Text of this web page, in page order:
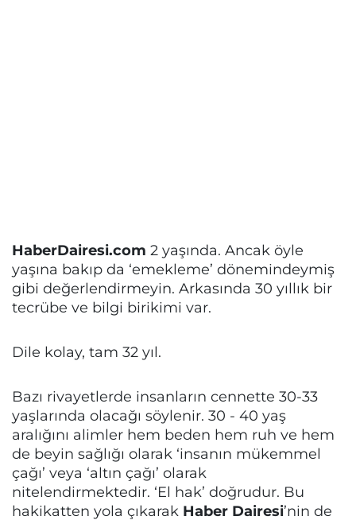
HaberDairesi.com 2 yaşında. Ancak öyle
yaşına bakıp da ‘emekleme’ dönemindeymiş
gibi değerlendirmeyin. Arkasında 30 yıllık bir
tecrübe ve bilgi birikimi var.
Dile kolay, tam 32 yıl.
Bazı rivayetlerde insanların cennette 30-33
yaşlarında olacağı söylenir. 30 - 40 yaş
aralığını alimler hem beden hem ruh ve hem
de beyin sağlığı olarak ‘insanın mükemmel
çağı’ veya ‘altın çağı’ olarak
nitelendirmektedir. ‘El hak’ doğrudur. Bu
hakikatten yola çıkarak Haber Dairesi’nin de